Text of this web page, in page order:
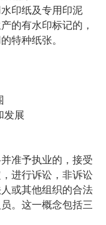
印纸及专用印泥
有水印标记的，
特种纸张。
展
准予执业的，接受
进行诉讼，非诉讼
或其他组织的合法
员。这一概念包括三